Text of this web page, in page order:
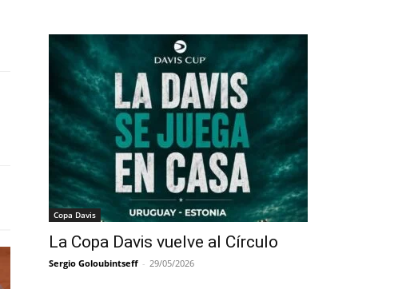
Copa Davis
La Copa Davis vuelve al Círculo
Sergio Goloubintseff - 29/05/2026